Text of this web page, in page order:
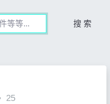
搜 索
25